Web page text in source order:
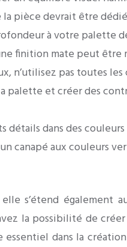
pièce devrait être
à votre palette
finition mate peut être
n’utilisez pas toutes
palette et créer des
détails dans des
canapé aux couleurs
s’étend également
la possibilité de
dans la